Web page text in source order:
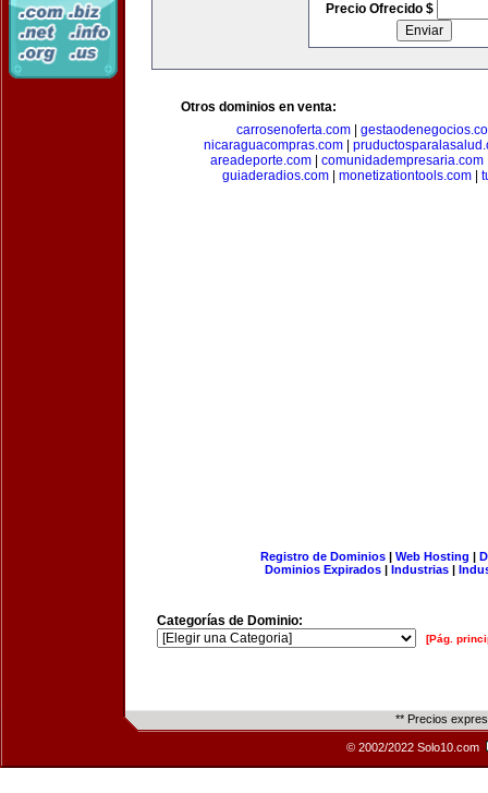
Precio Ofrecido $
Otros dominios en venta:
carrosenoferta.com
nicaraguacompras.com
areadeporte.com| comunidadempresaria.com
guiaderadios.com| monetizationtools.com|
Registro de Dominios| Web Hosting |
Dominios Expirados | Industrias |
Categorías de Dominio:
[Pág.
** Precios
© 2002/2022 Solo10.com